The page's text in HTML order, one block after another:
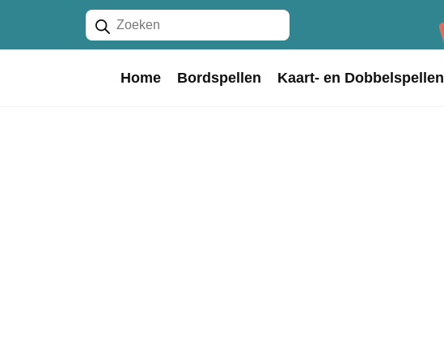
Producten
zoeken
Home Bordspellen Kaart- en Dobbelspellen